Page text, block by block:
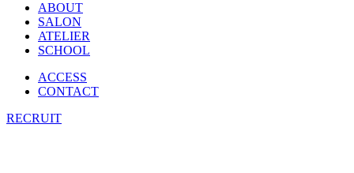
ABOUT
SALON
ATELIER
SCHOOL
ACCESS
CONTACT
RECRUIT